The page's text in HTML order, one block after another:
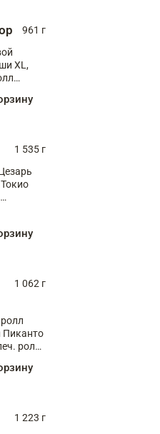
961 г
XL,
1 535 г
1 062 г
Пиканто
ролл
1 223 г